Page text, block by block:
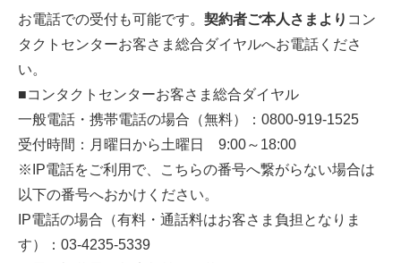
お電話での受付も可能です。 契約者ご本人さまより コン
タクトセンターお客さま総合ダイヤルへお電話くださ
い。
■コンタクトセンターお客さま総合ダイヤル
一般電話・携帯電話の場合（無料）：0800-919-1525
受付時間：月曜日から土曜日 9:00～18:00
※IP電話をご利用で、こちらの番号へ繋がらない場合は
以下の番号へおかけください。
IP電話の場合（有料・通話料はお客さま負担となりま
す）：03-4235-5339